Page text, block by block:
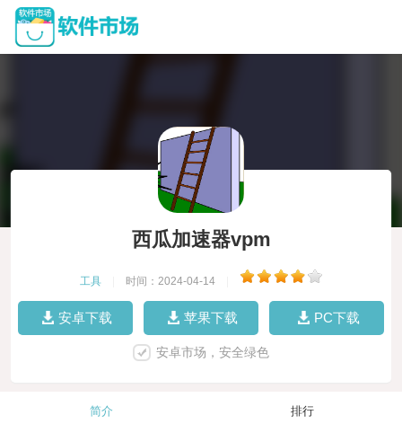
西瓜加速器vpm
工具 时间：2024-04-14
安卓下载 苹果下载 PC下载
安卓市场，安全绿色
简介 排行